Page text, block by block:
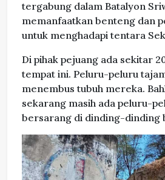
tergabung dalam Batalyon
memanfaatkan benteng dan
untuk menghadapi tentara
Di pihak pejuang ada sekitar
tempat ini. Peluru-peluru
menembus tubuh mereka.
sekarang masih ada peluru-
bersarang di dinding-dinding